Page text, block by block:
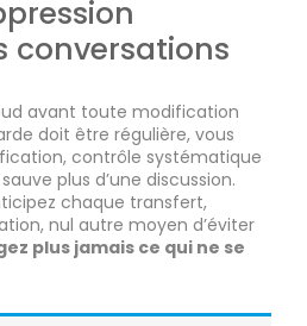
conversations
avant toute modification
doit être régulière, vous
contrôle systématique
plus d’une discussion.
chaque transfert,
nul autre moyen d’éviter
plus jamais ce qui ne se